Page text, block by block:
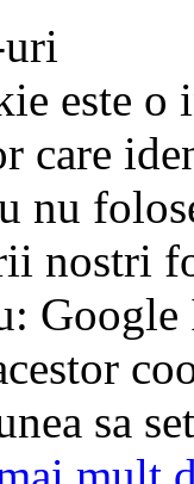
este o
care
nu
nostri
Google
sa